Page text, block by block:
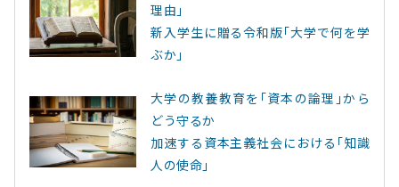
理由｣
新入学生に贈る令和版｢大学で何を学
ぶか｣
大学の教養教育を｢資本の論理｣から
どう守るか
加速する資本主義社会における｢知識
人の使命｣